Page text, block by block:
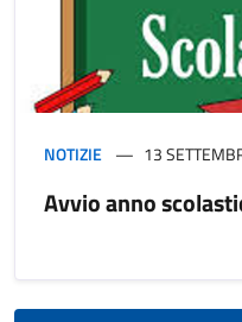
NOTIZIE 13
Avvio anno